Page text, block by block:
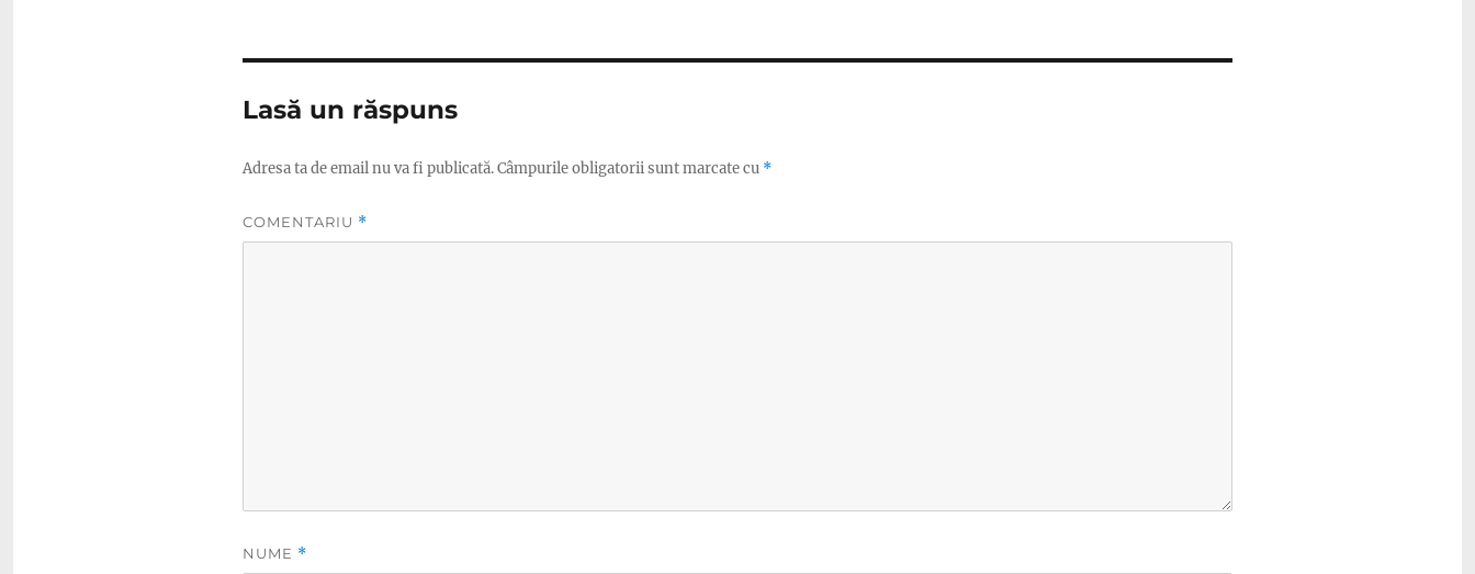
Lasă un răspuns
Adresa ta de email nu va fi publicată.Câmpurile obligatorii sunt marcate cu *
COMENTARIU *
NUME *